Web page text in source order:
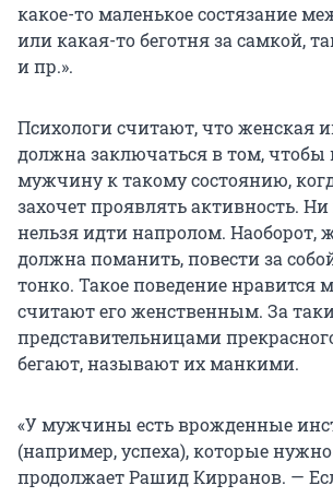
какое-то маленькое состязание
или какая-то беготня за самкой,
и пр.».
Психологи считают, что женская
должна заключаться в том, чтобы
мужчину к такому состоянию,
захочет проявлять активность.
нельзя идти напролом. Наоборот,
должна поманить, повести за
тонко. Такое поведение
считают его женственным. За
представительницами
бегают, называют их манкими.
«У мужчины есть врожденные
(например, успеха), которые
продолжает Рашид Кирранов. —